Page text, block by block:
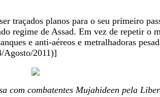
traçados planos para o seu primeiro
regime de Assad. Em vez de repetir o
e anti-aéreos e metralhadoras
Agosto/2011)]
com combatentes Mujahideen pela